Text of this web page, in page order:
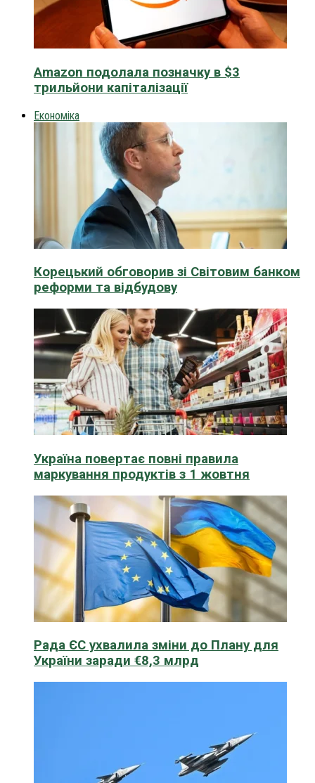
Amazon подолала позначку в $3
трильйони капіталізації
Економіка
Корецький обговорив зі Світовим банком
реформи та відбудову
Україна повертає повні правила
маркування продуктів з 1 жовтня
Рада ЄС ухвалила зміни до Плану для
України заради €8,3 млрд